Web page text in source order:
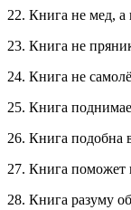
22. Книга не мед, а
23. Книга не
24. Книга не
25. Книга
26. Книга подобна
27. Книга поможет
28. Книга разуму